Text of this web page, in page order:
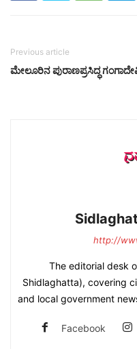
Previous article
ಮೇಲೂರಿನ ಪುರಾಣಪ್ರಸಿದ್ಧ
http://
The editorial desk
Shidlaghatta), covering
and local government
Facebook